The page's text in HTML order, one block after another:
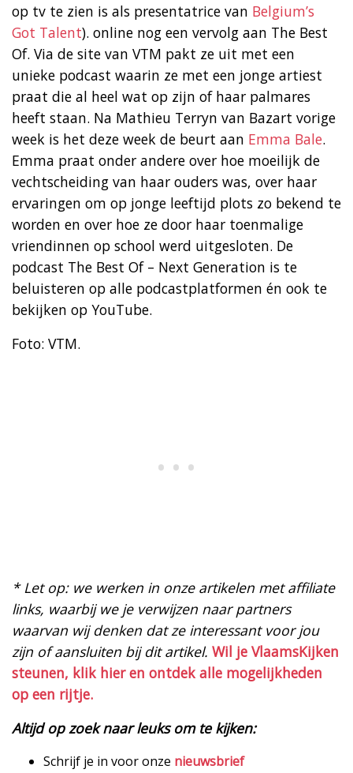
op tv te zien is als presentatrice van Belgium’s
Got Talent). online nog een vervolg aan The Best
Of. Via de site van VTM pakt ze uit met een
unieke podcast waarin ze met een jonge artiest
praat die al heel wat op zijn of haar palmares
heeft staan. Na Mathieu Terryn van Bazart vorige
week is het deze week de beurt aan Emma Bale.
Emma praat onder andere over hoe moeilijk de
vechtscheiding van haar ouders was, over haar
ervaringen om op jonge leeftijd plots zo bekend te
worden en over hoe ze door haar toenmalige
vriendinnen op school werd uitgesloten. De
podcast The Best Of – Next Generation is te
beluisteren op alle podcastplatformen én ook te
bekijken op YouTube.
Foto: VTM.
* Let op: we werken in onze artikelen met affiliate
links, waarbij we je verwijzen naar partners
waarvan wij denken dat ze interessant voor jou
zijn of aansluiten bij dit artikel. Wil je VlaamsKijken
steunen, klik hier en ontdek alle mogelijkheden
op een rijtje.
Altijd op zoek naar leuks om te kijken:
Schrijf je in voor onze nieuwsbrief